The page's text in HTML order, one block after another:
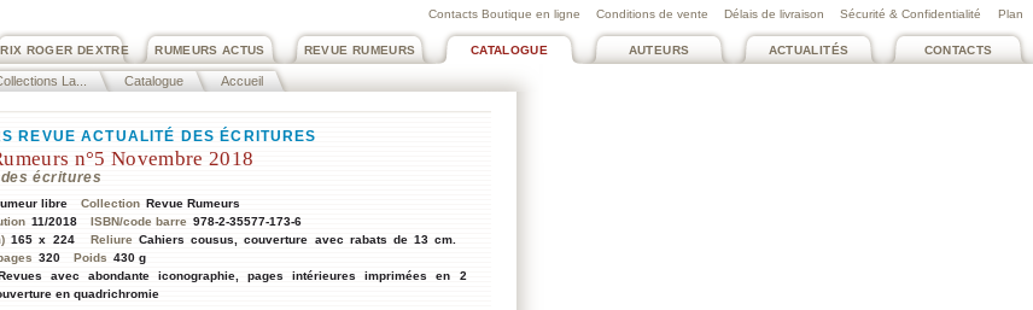
Plan
Contacts Boutique en ligne Conditions de vente Délais de livraison Sécurité & Confidentialité
CONTACTS
ACTUALITÉS
AUTEURS
CATALOGUE
REVUE RUMEURS
RUMEURS ACTUS
ROGER DEXTRE
La... Catalogue Accueil
REVUE ACTUALITÉ DES ÉCRITURES
n°5 Novembre 2018
écritures
libre Collection Revue Rumeurs
11/2018 ISBN/code barre 978-2-35577-173-6
165 x 224 Reliure Cahiers cousus, couverture avec rabats de 13 cm.
320 Poids 430 g
avec abondante iconographie, pages intérieures imprimées en 2
en quadrichromie